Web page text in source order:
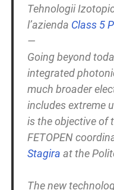
Tehnologii
l’azienda Class 5
—
Going beyond
integrated
much broader
includes extreme
is the objective of
FETOPEN
Stagira at the
The new